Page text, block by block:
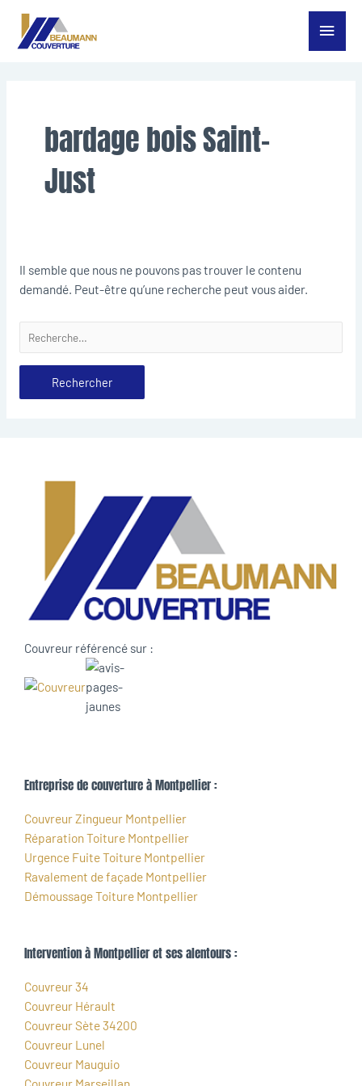
Aller
Menu
bardage bois Saint-
Just
Il semble que nous ne pouvons pas trouver le contenu
demandé. Peut-être qu’une recherche peut vous aider.
Couvreur référencé sur :
Entreprise de couverture à Montpellier :
Couvreur Zingueur Montpellier
Réparation Toiture Montpellier
Urgence Fuite Toiture Montpellier
Ravalement de façade Montpellier
Démoussage Toiture Montpellier
Intervention à Montpellier et ses alentours :
Couvreur 34
Couvreur Hérault
Couvreur Sète 34200
Couvreur Lunel
Couvreur Mauguio